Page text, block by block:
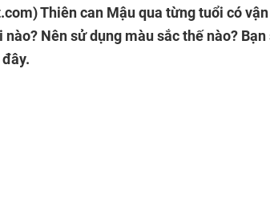
Thiên can Mậu qua từng tuổi có
nào? Nên sử dụng màu sắc thế nào?